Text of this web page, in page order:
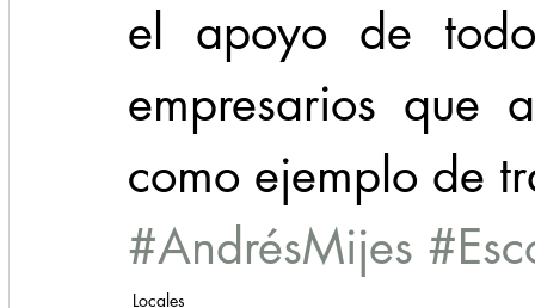
el apoyo de
empresarios que
como ejemplo de
#AndrésMijes
Locales